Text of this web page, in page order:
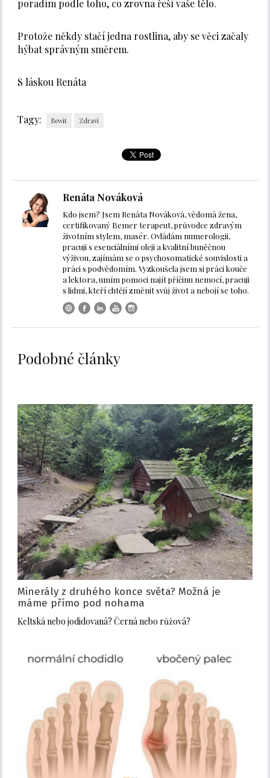
poradím podle toho, co zrovna řeší vaše tělo.
Protože někdy stačí jedna rostlina, aby se věci začaly
hýbat správným směrem.
S láskou Renáta
Tagy: Bewit Zdraví
Renáta Nováková
Kdo jsem? Jsem Renáta Nováková, vědomá žena,
certifikovaný Bemer terapeut, průvodce zdravým
životním stylem, masér. Ovládám numerologii,
pracuji s esenciálními oleji a kvalitní buněčnou
výživou, zajímám se o psychosomatické souvislosti a
práci s podvědomím. Vyzkoušela jsem si práci kouče
a lektora, umím pomoci najít příčinu nemocí, pracuji
s lidmi, kteří chtějí změnit svůj život a nebojí se toho.
Podobné články
Minerály z druhého konce světa? Možná je
máme přímo pod nohama
Keltská nebo jodidovaná? Černá nebo růžová?